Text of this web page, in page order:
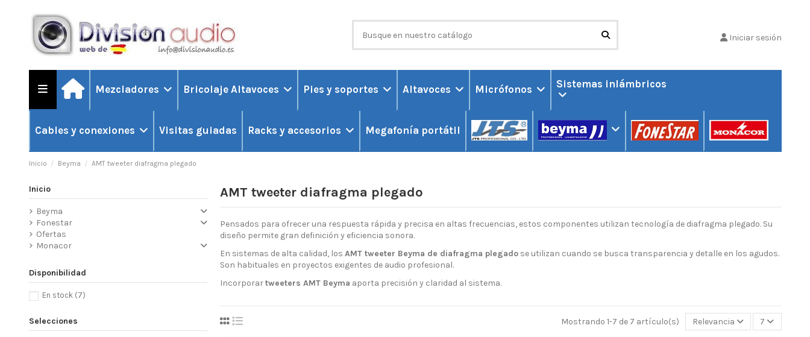
Iniciar sesión
Mezcladores Bricolaje Altavoces Pies y soportes Altavoces Micrófonos Sistemas inlámbricos
Cables y conexiones Visitas guiadas Racks y accesorios Megafonía portátil
Inicio Beyma AMT tweeter diafragma plegado
AMT tweeter diafragma plegado
Pensados para ofrecer una respuesta rápida y precisa en altas frecuencias, estos componentes utilizan tecnología de diafragma plegado. Su
diseño permite gran definición y eficiencia sonora.
En sistemas de alta calidad, los AMT tweeter Beyma de diafragma plegado se utilizan cuando se busca transparencia y detalle en los agudos.
Son habituales en proyectos exigentes de audio profesional.
Incorporartweeters AMT Beyma aporta precisión y claridad al sistema.
Mostrando 1-7 de 7 artículo(s) Relevancia 7
Inicio
Beyma
Fonestar
Ofertas
Monacor
Disponibilidad
En stock (7)
Selecciones